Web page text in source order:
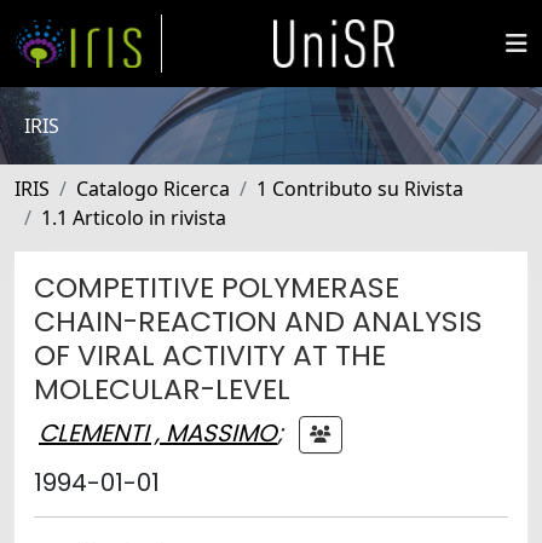
IRIS
IRIS Catalogo Ricerca
1 Contributo su Rivista
1.1 Articolo in rivista
COMPETITIVE POLYMERASE
CHAIN-REACTION AND ANALYSIS
OF VIRAL ACTIVITY AT THE
MOLECULAR-LEVEL
CLEMENTI , MASSIMO;
1994-01-01